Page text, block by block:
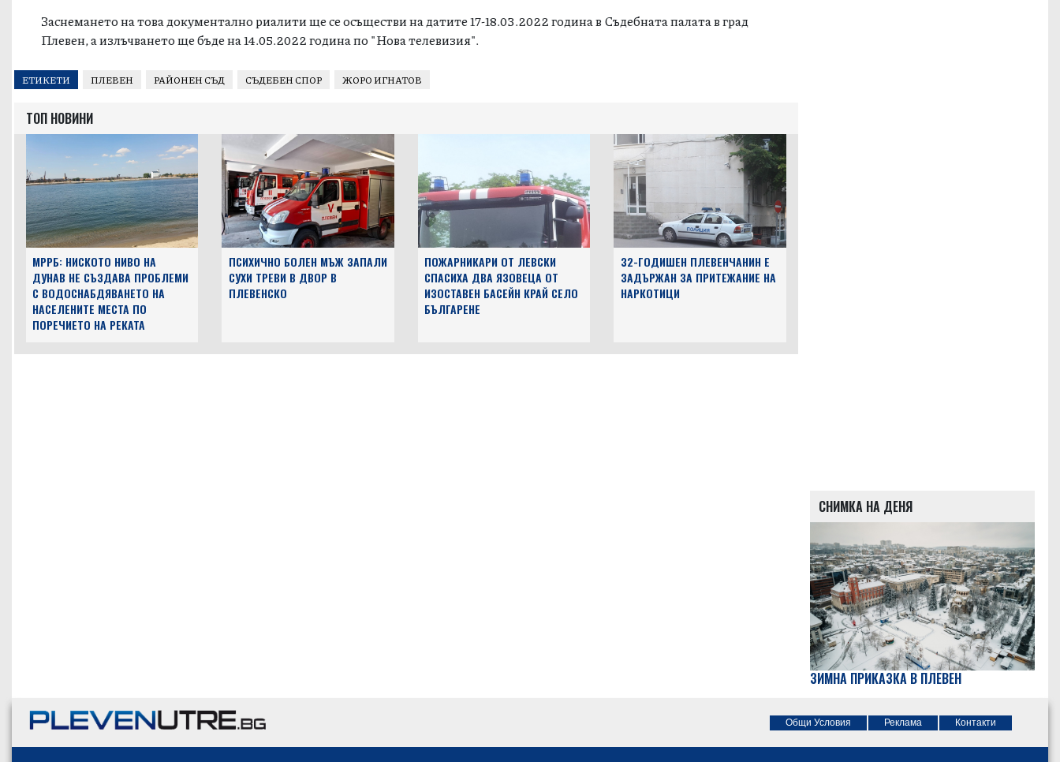
Заснемането на това документално риалити ще се осъществи на датите 17-18.03.2022 година в Съдебната палата в град
Плевен, а излъчването ще бъде на 14.05.2022 година по "Нова телевизия".
ЕТИКЕТИ ПЛЕВЕН РАЙОНЕН СЪД СЪДЕБЕН СПОР ЖОРО ИГНАТОВ
ТОП НОВИНИ
МРРБ: НИСКОТО НИВО НА
ДУНАВ НЕ СЪЗДАВА ПРОБЛЕМИ
С ВОДОСНАБДЯВАНЕТО НА
НАСЕЛЕНИТЕ МЕСТА ПО
ПОРЕЧИЕТО НА РЕКАТА
ПСИХИЧНО БОЛЕН МЪЖ ЗАПАЛИ
СУХИ ТРЕВИ В ДВОР В
ПЛЕВЕНСКО
ПОЖАРНИКАРИ ОТ ЛЕВСКИ
СПАСИХА ДВА ЯЗОВЕЦА ОТ
ИЗОСТАВЕН БАСЕЙН КРАЙ СЕЛО
БЪЛГАРЕНЕ
32-ГОДИШЕН ПЛЕВЕНЧАНИН Е
ЗАДЪРЖАН ЗА ПРИТЕЖАНИЕ НА
НАРКОТИЦИ
СНИМКА НА ДЕНЯ
ЗИМНА ПРИКАЗКА В ПЛЕВЕН
Общи Условия Реклама Контакти